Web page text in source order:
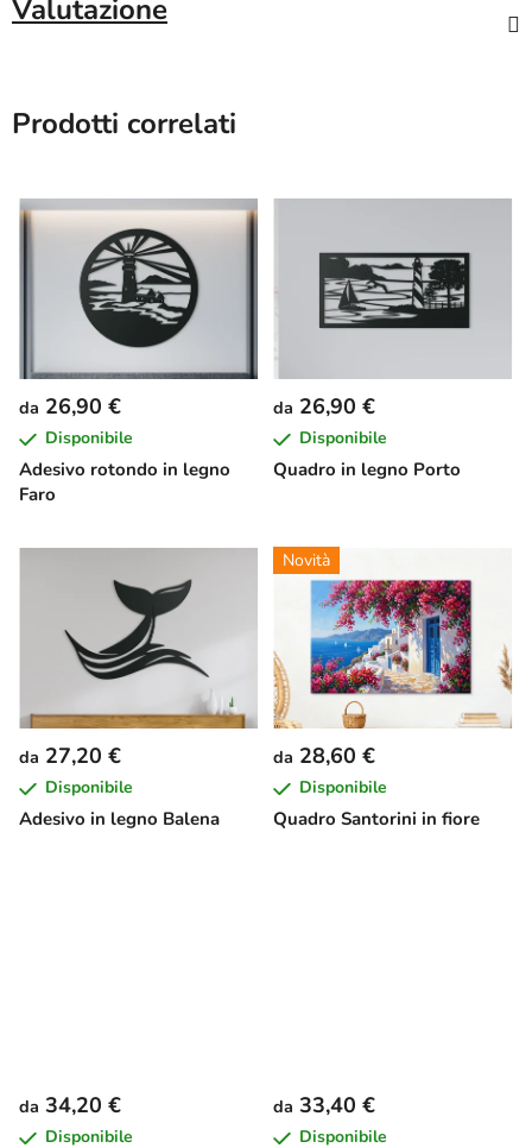
Valutazione
Prodotti correlati
Adesivo rotondo in legno
Faro
da 26,90 €
Disponibile
Quadro in legno Porto
da 26,90 €
Disponibile
Adesivo in legno Balena
da 27,20 €
Disponibile
Novità
Quadro Santorini in fiore
da 28,60 €
Disponibile
da 34,20 €
Disponibile
da 33,40 €
Disponibile